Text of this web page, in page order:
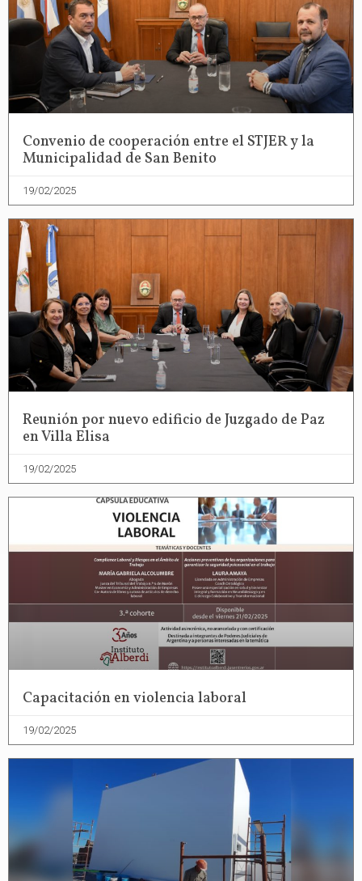
Convenio de cooperación entre el STJER y la
Municipalidad de San Benito
19/02/2025
Reunión por nuevo edificio de Juzgado de Paz
en Villa Elisa
19/02/2025
Capacitación en violencia laboral
19/02/2025